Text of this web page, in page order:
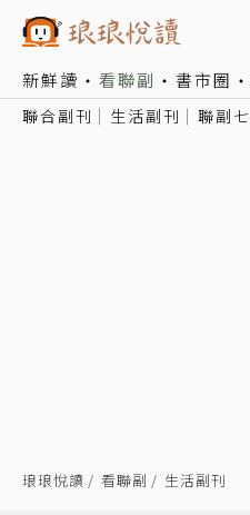
新鮮讀 看聯副 書市圈
聯合副刊 生活副刊 聯副
琅琅悅讀 看聯副 生活副刊